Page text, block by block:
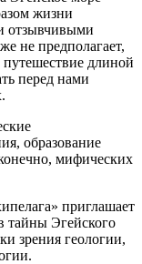
жизни
отзывчивыми
не предполагает,
длиной
перед нами
образование
мифических
приглашает
тайны Эгейского
зрения геологии,